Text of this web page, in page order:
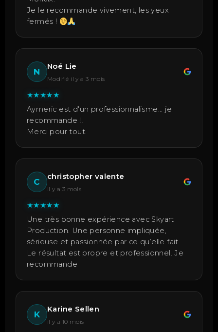
Je le recommande vivement, les yeux
fermés !
N
Noé Lie
Modifié il y a 3 mois
★★★★★
Aymeric est d'un professionnalisme... je
recommande !!
Merci pour tout.
C
christopher valente
il y a 3 mois
★★★★★
Une très bonne expérience avec Skyart
Production. Une personne impliquée,
sérieuse et passionnée par ce qu’elle fait.
Le résultat est propre et professionnel. Je
recommande
K
Karine Sellen
il y a 10 mois